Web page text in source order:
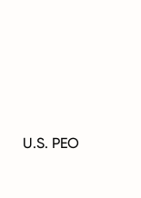
U.S. PEO